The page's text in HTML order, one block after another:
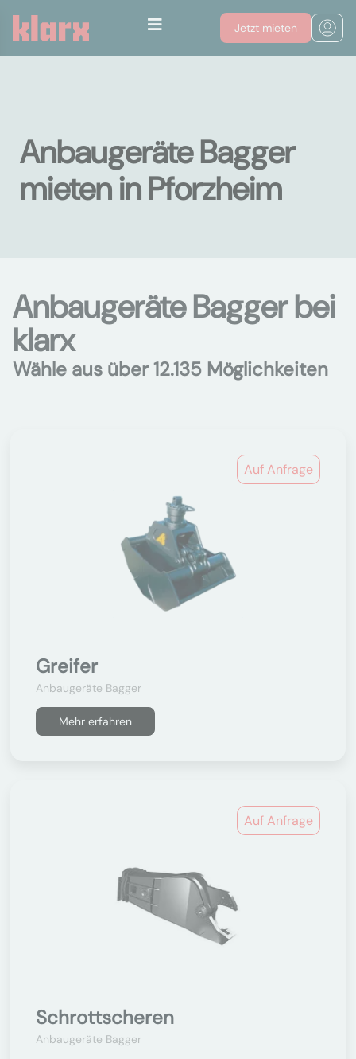
Jetzt mieten
Anbaugeräte Bagger
mieten in Pforzheim
Anbaugeräte Bagger bei
klarx
Wähle aus über 12.135 Möglichkeiten
Auf Anfrage
Greifer
Anbaugeräte Bagger
Mehr erfahren
Auf Anfrage
Schrottscheren
Anbaugeräte Bagger